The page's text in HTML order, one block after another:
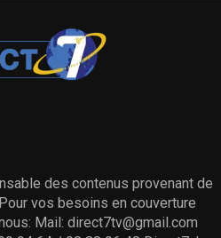
des contenus provenant de
vos besoins en couverture
Mail: direct7tv@gmail.com